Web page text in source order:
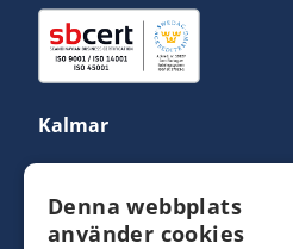
Kalmar
Yrkesbutik: 0480-44 28 08
info@hagblomsfarghandel.nu
Denna webbplats
använder cookies